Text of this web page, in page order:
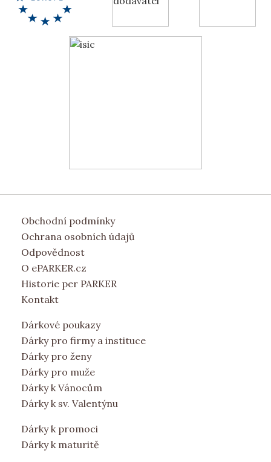
Obchodní podmínky
Ochrana osobních údajů
Odpovědnost
O ePARKER.cz
Historie per PARKER
Kontakt
Dárkové poukazy
Dárky pro firmy a instituce
Dárky pro ženy
Dárky pro muže
Dárky k Vánocům
Dárky k sv. Valentýnu
Dárky k promoci
Dárky k maturitě